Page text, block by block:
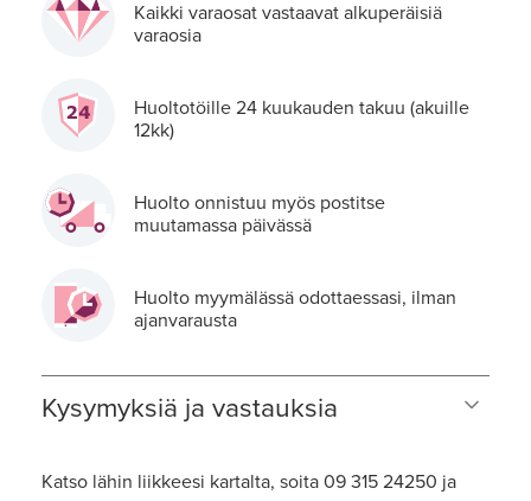
Kaikki varaosat vastaavat alkuperäisiä
varaosia
Huoltotöille 24 kuukauden takuu (akuille
12kk)
Huolto onnistuu myös postitse
muutamassa päivässä
Huolto myymälässä odottaessasi, ilman
ajanvarausta
Kysymyksiä ja vastauksia
Katso lähin liikkeesi kartalta, soita 09 315 24250 ja